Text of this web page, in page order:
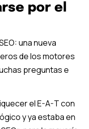
por el
una nueva
de los motores
preguntas e
el E-A-T con
y ya estaba en